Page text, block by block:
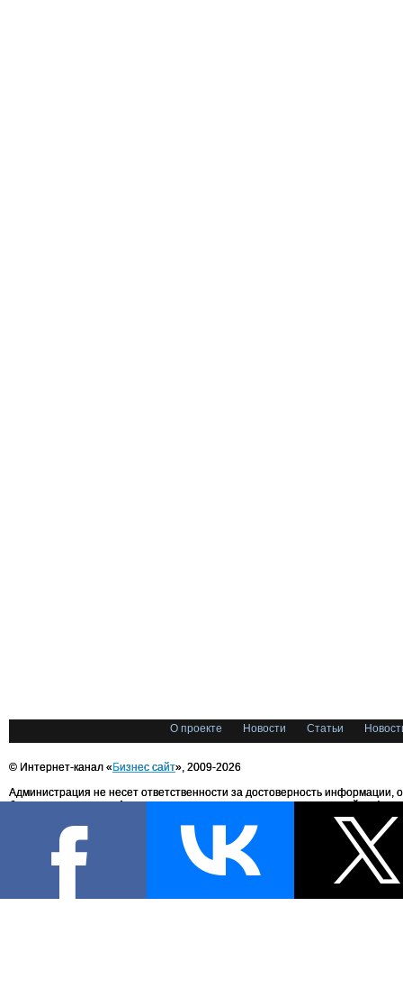
О проекте Новости Статьи
© Интернет-канал «Бизнес сайт», 2009-2026
Администрация не несет ответственности за достоверность информации,
блоггерами портала. Администрация не предоставляет справочной
Все права на любые материалы, опубликованные на сайте, защищены в
международным законодательством об авторском праве и смежных правах. При
текстовых, аудио-, фото- и видеоматериалов ссылка на «Бизнес сайт.ru»